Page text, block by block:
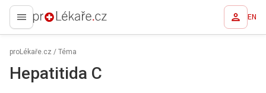
proLékaře.cz EN
proLékaře.cz / Téma
Hepatitida C